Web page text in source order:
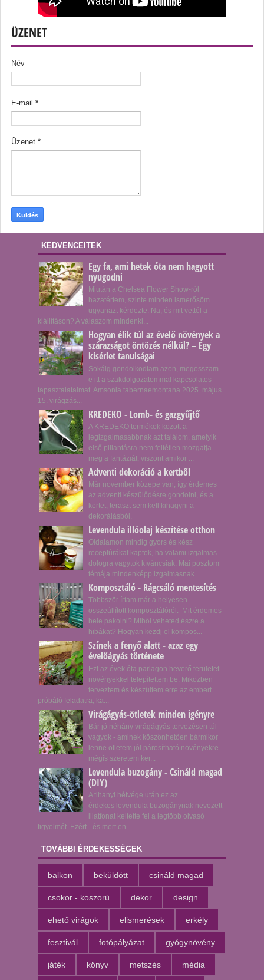
ÜZENET
Név
E-mail *
Üzenet *
KEDVENCEITEK
Egy fa, ami hetek óta nem hagyott
nyugodni
Miután a Chelsea Flower Show-ról
hazatértem, szinte minden ismerősöm
ugyanazt kérdezte: Na, és mit vettél a
kiállításon? A válaszom mindenki...
Hogyan élik túl az évelő növények a
szárazságot öntözés nélkül? – Egy
kísérlet tanulságai
Sokáig gondolkodtam azon, megosszam-
e itt a szakdolgozatommal kapcsolatos
tapasztalataimat. Amsonia tabernaemontana 2025. május
15. virágzás...
KREDEKO - Lomb- és gazgyűjtő
A KREDEKO termékek között a
legizgalmasabbnak azt találom, amelyik
első pillantásra nem feltétlen mozgatja
meg a fantáziát, viszont amikor ...
Adventi dekoráció a kertből
Már november közepe van, így érdemes
az adventi készülődésre gondolni, és a
kertet, teraszt sem kell kihagyni a
dekorálásból.
Levendula illóolaj készítése otthon
Oldalamon mindig gyors és kész
receptúrákat kaptok, ha valami izgalmas
dologra vagytok kíváncsiak. Mai posztom
témája mindenképp izgalmasnak...
Komposztáló - Rágcsáló mentesítés
Többször írtam már a helyesen
összeállított komposztálóról. Mit érdemes
bele pakolni? Miből veheted észre a
hibákat? Hogyan kezdj el kompos...
Színek a fenyő alatt - azaz egy
évelőágyás története
Ezt az évek óta parlagon heverő területet
növényekkel telepítettem be. Miközben
terveztem és készültem erre az embert
próbáló feladatra, ka...
Virágágyás-ötletek minden igényre
Bár jó néhány virágágyás tervezésen túl
vagyok - aminek köszönhetően bármikor
lenne ötletem jól párosítható növényekre -
mégis szeretem ker...
Levendula buzogány - Csináld magad
(DIY)
A tihanyi hétvége után ez az
érdekes levendula buzogánynak nevezett
illatfonat keltette fel a legtöbb olvasó
figyelmét. Ezért - és mert en...
TOVÁBBI ÉRDEKESSÉGEK
balkon beküldött csináld magad
csokor - koszorú dekor design
ehető virágok elismerések erkély
fesztivál fotópályázat gyógynövény
játék könyv metszés média